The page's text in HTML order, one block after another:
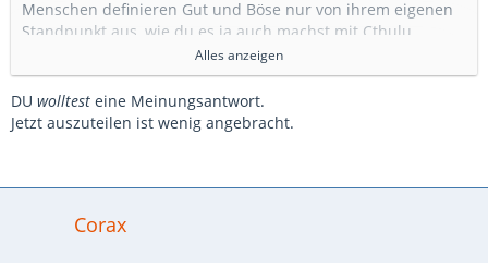
Menschen definieren Gut und Böse nur von ihrem eigenen
Standpunkt aus, wie du es ja auch machst mit Cthulu.
Alles gut und schön, aber als DM ist man ja schon etwas
isolierter davon, bzw. steht darüber.
Und Cthulu macht die Leute ja nicht wahnsinnig und treibt
zu begreifen oder zu verarbeiten.
wir zwar sehen, die aber nicht existiert.
Alles anzeigen
DU wolltest eine Meinungsantwort.
Jetzt auszuteilen ist wenig angebracht.
Corax